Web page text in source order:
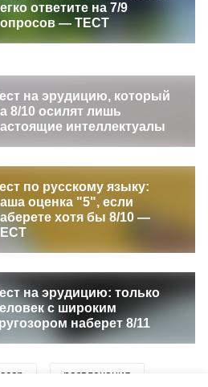
ответите на 7/9
— ТЕСТ
на эрудицию, который
8/10 осилят лишь
интеллектуалы
по русскому языку:
оценка "5", если
хотя бы 8/10 —
на эрудицию: только
с широким
наберет 8/11
ссср развлечения